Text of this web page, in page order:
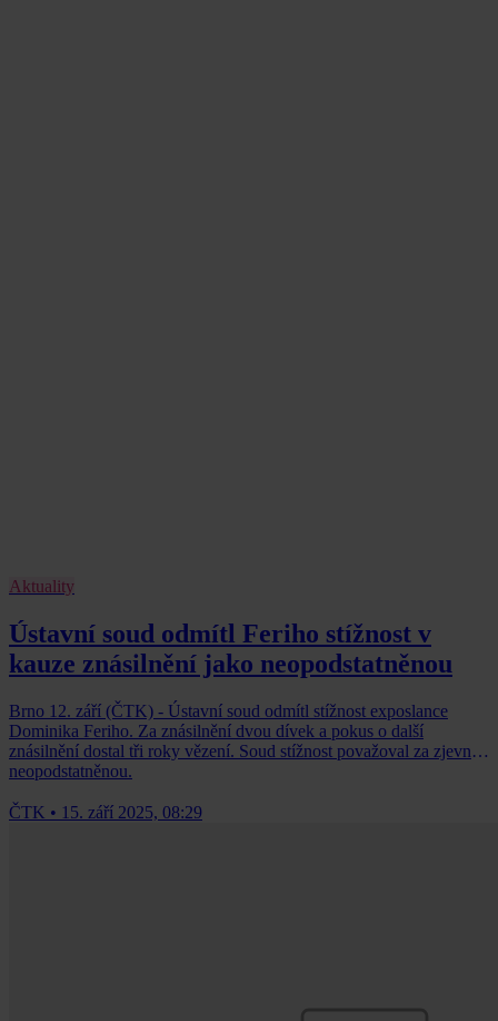
Aktuality
Ústavní soud odmítl Feriho stížnost v
kauze znásilnění jako neopodstatněnou
Brno 12. září (ČTK) - Ústavní soud odmítl stížnost exposlance
Dominika Feriho. Za znásilnění dvou dívek a pokus o další
znásilnění dostal tři roky vězení. Soud stížnost považoval za zjevně
neopodstatněnou.
ČTK • 15. září 2025, 08:29